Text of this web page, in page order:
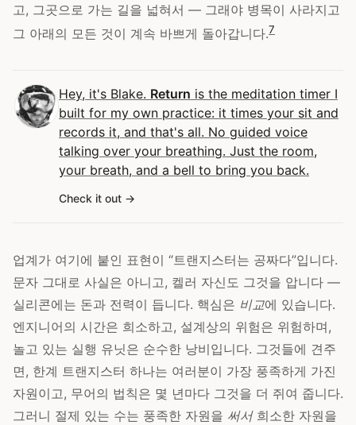
고, 그곳으로 가는 길을 넓혀서 — 그래야 병목이 사라지고
그 아래의 모든 것이 계속 바쁘게 돌아갑니다.7
Hey, it's Blake. Return is the meditation timer I
built for my own practice: it times your sit and
records it, and that's all. No guided voice
talking over your breathing. Just the room,
your breath, and a bell to bring you back.
Check it out
업계가 여기에 붙인 표현이 “트랜지스터는 공짜다”입니다.
문자 그대로 사실은 아니고, 켈러 자신도 그것을 압니다 —
실리콘에는 돈과 전력이 듭니다. 핵심은 비교에 있습니다.
엔지니어의 시간은 희소하고, 설계상의 위험은 위험하며,
놀고 있는 실행 유닛은 순수한 낭비입니다. 그것들에 견주
면, 한계 트랜지스터 하나는 여러분이 가장 풍족하게 가진
자원이고, 무어의 법칙은 몇 년마다 그것을 더 쥐여 줍니다.
그러니 절제 있는 수는 풍족한 자원을 써서희소한 자원을